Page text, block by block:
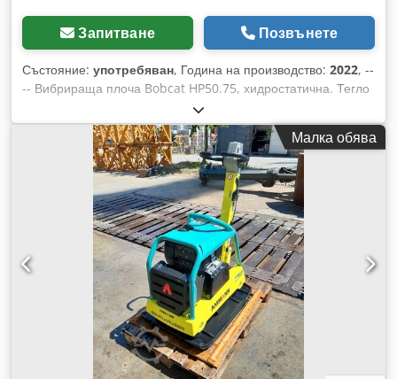
Запитване Позвънете
Състояние: употребяван, Година на производство: 2022, --
-- Вибрираща плоча Bobcat HP50.75, хидростатична. Тегло
на машината: 350 кг Дължина на основната плоча: 450 мм
Дължина на машината: 900 мм Дължина на машината с
дръжка: 1600 мм Височина на машината: 820 мм Височина
на дръжката (в работно положение): 1000 мм Височина на
дръжката (при транспортиране): 1500 мм Ширина на
машината: 450/600/750 мм Двигател: Hatz Supra 1D50S
Гориво: Дизел Мощност на двигателя при обороти в
минута: 7 kW при 3200 Максимална честота на вибрациите:
70 Hz Максимална центробежна сила: 50 kN Credpfszkz
Tkox Ahtef Преодолима наклоненост: 36 % Амплитуда: 1,7
Малка обява